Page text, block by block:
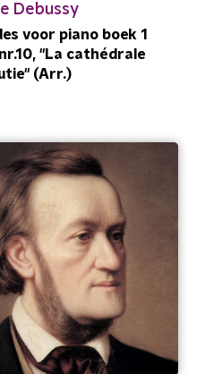
Debussy
voor piano boek 1
"La cathédrale
(Arr.)